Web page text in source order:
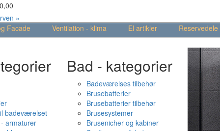
0,00
»
Facade Ventilation - klima El artikler
Reservedele
badeværelset
armaturer
Bad - kategorier
Badeværelses tilbehør
Brusebatterier
Brusebatterier tilbehør
Brusesystemer
Brusenicher og kabiner